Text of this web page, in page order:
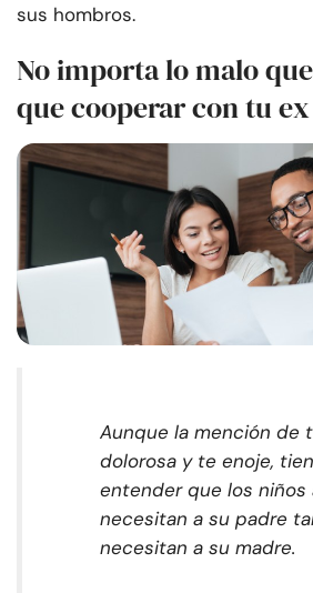
sus hombros.
No importa lo malo
que cooperar con tu ex
Aunque la mención de
dolorosa y te enoje,
entender que los niños
necesitan a su padre
necesitan a su madre.